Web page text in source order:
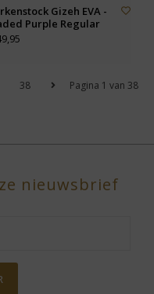
Gizeh EVA -
Purple Regular
Pagina 1 van 38
38
nieuwsbrief